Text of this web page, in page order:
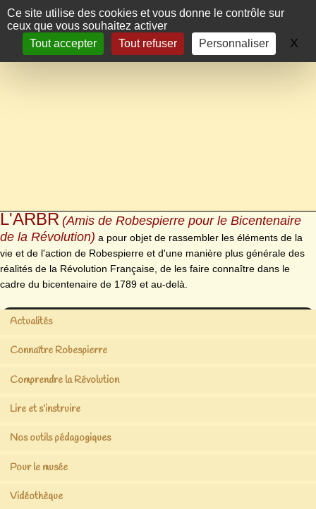
Panneau de gestion des cookies
Ce site utilise des cookies et vous donne le contrôle sur
ceux que vous souhaitez activer
Tout accepter
Tout refuser Personnaliser X
L'ARBR (Amis de Robespierre pour le Bicentenaire
de la Révolution) a pour objet de rassembler les éléments de la
vie et de l'action de Robespierre et d'une manière plus générale des
réalités de la Révolution Française, de les faire connaître dans le
cadre du bicentenaire de 1789 et au-delà.
Actualités
Connaître Robespierre
Comprendre la Révolution
Lire et s’instruire
Nos outils pédagogiques
Pour le musée
Vidéothèque